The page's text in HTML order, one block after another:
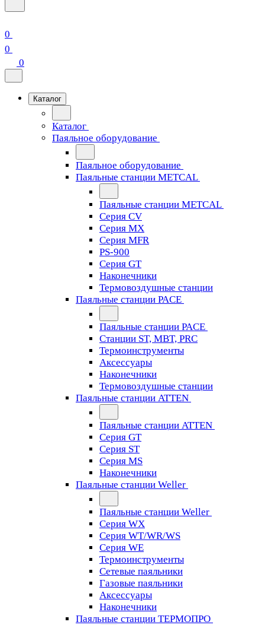
0
0
0
Каталог
Каталог
Паяльное оборудование
Паяльное оборудование
Паяльные станции METCAL
Паяльные станции METCAL
Серия CV
Серия MX
Серия MFR
PS-900
Серия GT
Наконечники
Термовоздушные станции
Паяльные станции PACE
Паяльные станции PACE
Станции ST, MBT, PRC
Термоинструменты
Аксессуары
Наконечники
Термовоздушные станции
Паяльные станции ATTEN
Паяльные станции ATTEN
Серия GT
Серия ST
Серия MS
Наконечники
Паяльные станции Weller
Паяльные станции Weller
Серия WX
Серия WT/WR/WS
Серия WE
Термоинструменты
Сетевые паяльники
Газовые паяльники
Аксессуары
Наконечники
Паяльные станции ТЕРМОПРО